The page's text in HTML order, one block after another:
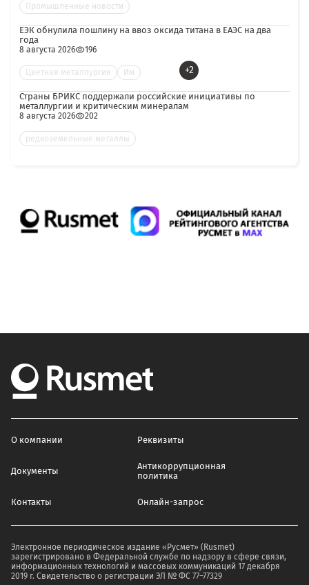
Промышленные новости
ЕЭК обнулила пошлину на ввоз оксида титана в ЕАЭС на два
года
8 августа 2026 196
Цветная металлургия Им +2
Страны БРИКС поддержали российские инициативы по
металлургии и критическим минералам
8 августа 2026 202
редкоземельные металлы
О компании Реквизиты
Документы
Антикоррупционная
политика
Контакты Онлайн-запрос
Электронное периодическое издание «Русмет» (Rusmet)
зарегистрировано в Федеральной службе по надзору в сфере связи,
информационных технологий и массовых коммуникаций 17 декабря
2019 г. Свидетельство о регистрации ЭЛ № ФС 77–77329